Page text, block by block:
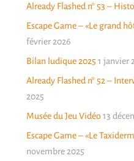
Already Flashed n° 53 –
Escape Game – «Le grand
février 2026
Bilan ludique 2025 1 janvier
Already Flashed n° 52 –
2025
Musée du Jeu Vidéo 13
Escape Game – «Le
novembre 2025